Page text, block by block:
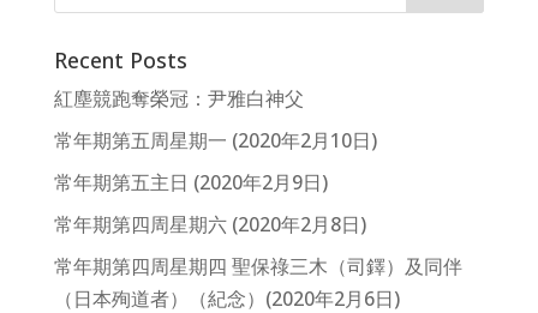
Recent Posts
紅塵競跑奪榮冠：尹雅白神父
常年期第五周星期一 (2020年2月10日)
常年期第五主日 (2020年2月9日)
常年期第四周星期六 (2020年2月8日)
常年期第四周星期四 聖保祿三木（司鐸）及同伴
（日本殉道者）（紀念）(2020年2月6日)